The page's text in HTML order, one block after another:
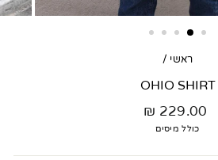
ראשי /
OHIO SHIRT
מחיר
רגיל
229.00 ₪
כולל מיסים